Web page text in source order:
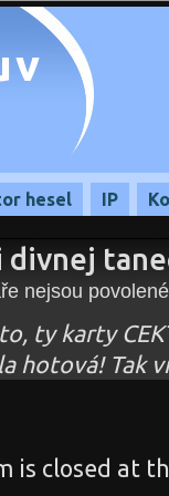
hesel IP
divnej
nejsou povolené
ty karty
hotová! Tak
is closed at